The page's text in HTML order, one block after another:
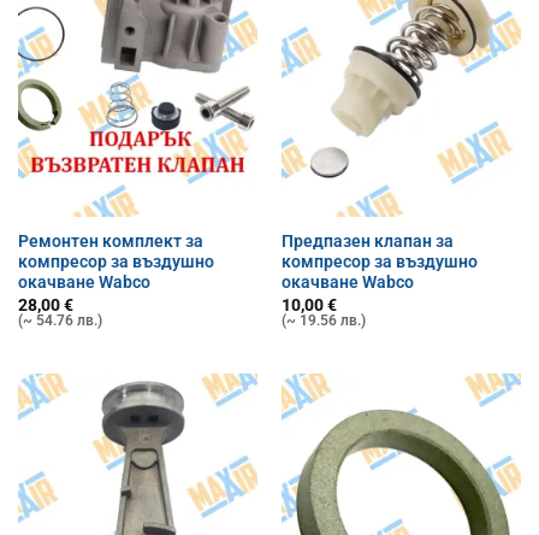
Ремонтен комплект за
компресор за въздушно
окачване Wabco
28,00€
(~ 54.76 лв.)
Предпазен клапан за
компресор за въздушно
окачване Wabco
10,00€
(~ 19.56 лв.)